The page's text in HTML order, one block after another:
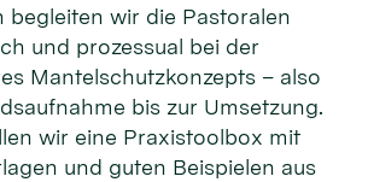
begleiten wir die Pastoralen
und prozessual bei der
Mantelschutzkonzepts – also
bis zur Umsetzung.
wir eine Praxistoolbox mit
und guten Beispielen aus